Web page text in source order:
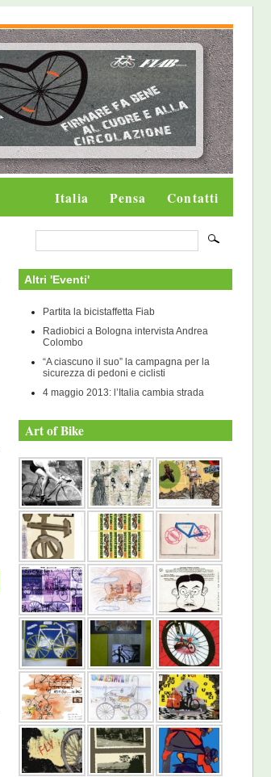
Italia Pensa Contatti
Altri 'Eventi'
Partita la bicistaffetta Fiab
Radiobici a Bologna intervista Andrea
Colombo
“A ciascuno il suo” la campagna per la
sicurezza di pedoni e ciclisti
4 maggio 2013: l’Italia cambia strada
Art of Bike